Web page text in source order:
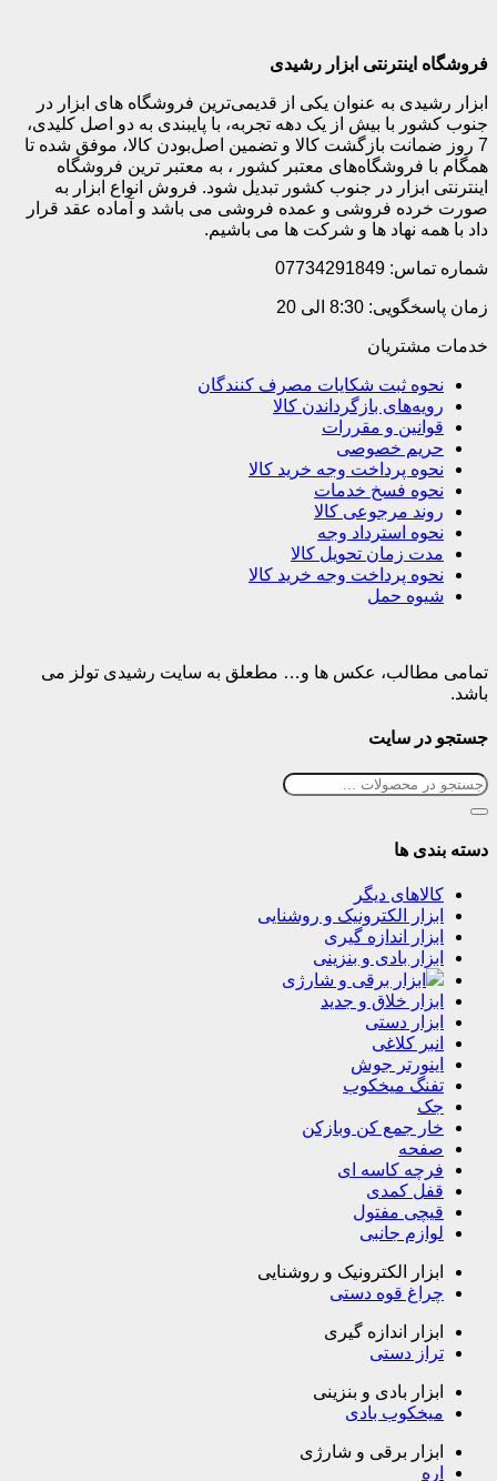
فروشگاه اینترنتی ابزار رشیدی
ابزار رشیدی به عنوان یکی از قدیمی‌ترین فروشگاه های ابزار در
جنوب کشور با بیش از یک دهه تجربه، با پایبندی به دو اصل کلیدی،
7 روز ضمانت بازگشت کالا و تضمین اصل‌بودن کالا، موفق شده تا
همگام با فروشگاه‌های معتبر کشور ، به معتبر ترین فروشگاه
اینترنتی ابزار در جنوب کشور تبدیل شود. فروش انواع ابزار به
صورت خرده فروشی و عمده فروشی می باشد و آماده عقد قرار
داد با همه نهاد ها و شرکت ها می باشیم.
شماره تماس: 07734291849
زمان پاسخگویی: 8:30 الی 20
خدمات مشتریان
نحوه ثبت شکایات مصرف کنندگان
رویه‌های بازگرداندن کالا
قوانین و مقررات
حریم خصوصی
نحوه پرداخت وجه خرید کالا
نحوه فسخ خدمات
روند مرجوعی کالا
نحوه استرداد وجه
مدت زمان تحویل کالا
نحوه پرداخت وجه خرید کالا
شیوه حمل
تمامی مطالب، عکس ها و… مطعلق به سایت رشیدی تولز می
باشد.
جستجو در سایت
دسته بندی ها
کالاهای دیگر
ابزار الکترونیک و روشنایی
ابزار اندازه گیری
ابزار بادی و بنزینی
ابزار برقی و شارژی
ابزار خلاق و جدید
ابزار دستی
انبر کلاغی
اینورتر جوش
تفنگ میخکوب
جک
خار جمع کن وبازکن
صفحه
فرچه کاسه ای
قفل کمدی
قیچی مفتول
لوازم جانبی
ابزار الکترونیک و روشنایی
چراغ قوه دستی
ابزار اندازه گیری
تراز دستی
ابزار بادی و بنزینی
میخکوب بادی
ابزار برقی و شارژی
اره